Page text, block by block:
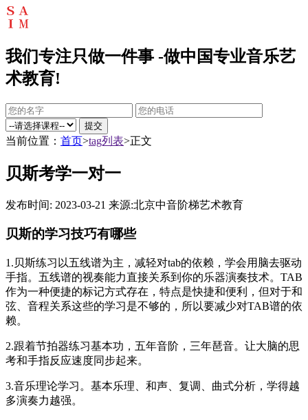
我们专注只做一件事 -做中国专业音乐艺
术教育!
提交
当前位置： 首页>tag列表>正文
贝斯考学一对一
发布时间: 2023-03-21 来源:北京中音阶梯艺术教育
贝斯的学习技巧有哪些
1.贝斯练习以五线谱为主，减轻对tab的依赖，学会用脑去驱动
手指。五线谱的视奏能力直接关系到你的乐器演奏技术。TAB
作为一种便捷的标记方式存在，特点是快捷和便利，但对于和
弦、音程关系这些的学习是不够的，所以要减少对TAB谱的依
赖。
2.跟着节拍器练习基本功，五年音阶，三年琶音。让大脑的思
考和手指反应速度同步起来。
3.音乐理论学习。基本乐理、和声、复调、曲式分析，学得越
多演奏力越强。